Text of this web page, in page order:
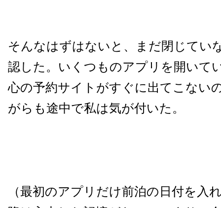
そんなはずはないと、まだ閉じてい
認した。いくつものアプリを開いて
心の予約サイトがすぐに出てこない
がらも途中で私は気が付いた。
（最初のアプリだけ前泊の日付を入